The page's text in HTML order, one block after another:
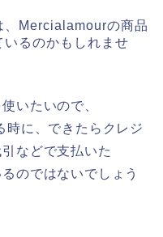
、Mercialamourの商品
るのかもしれませ
いたいので、
時に、できたらクレジ
などで支払いた
のではないでしょう